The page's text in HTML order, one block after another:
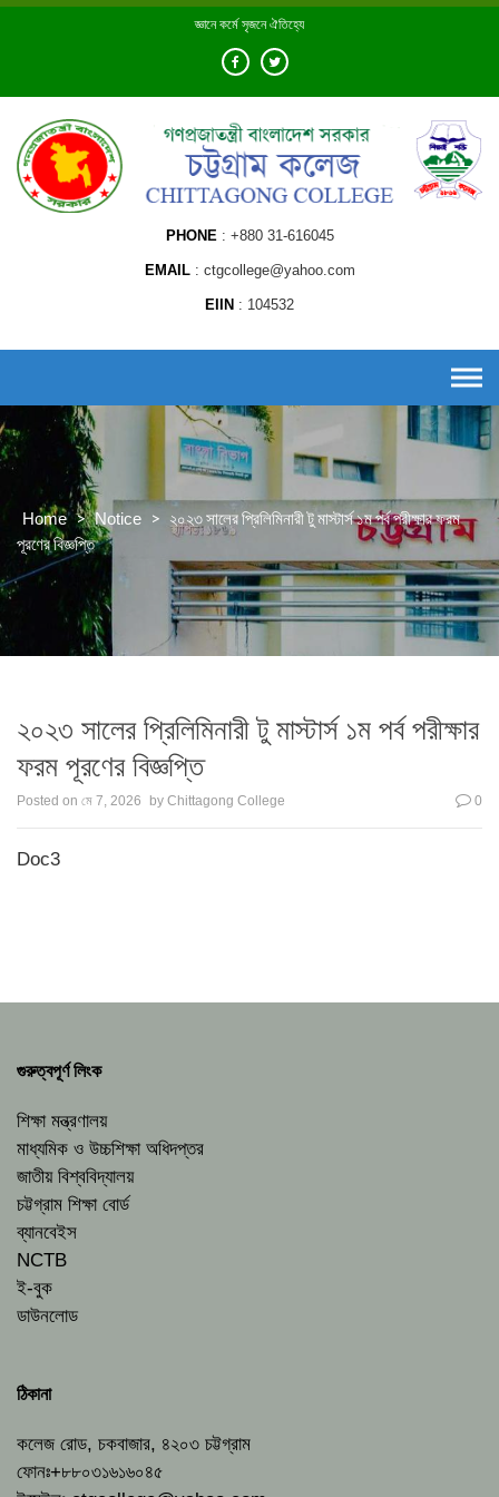
Skip
জ্ঞানে কর্মে সৃজনে ঐতিহ্যে
PHONE +880 31-616045
EMAIL ctgcollege@yahoo.com
EIIN 104532
Home > Notice > ২০২৩ সালের প্রিলিমিনারী টু মাস্টার্স ১ম পর্ব পরীক্ষার ফরম
পূরণের বিজ্ঞপ্তি
২০২৩ সালের প্রিলিমিনারী টু মাস্টার্স ১ম পর্ব পরীক্ষার
ফরম পূরণের বিজ্ঞপ্তি
Posted on মে 7, 2026 by Chittagong College 0
Doc3
গুরুত্বপূর্ণ লিংক
শিক্ষা মন্ত্রণালয়
মাধ্যমিক ও উচ্চশিক্ষা অধিদপ্তর
জাতীয় বিশ্ববিদ্যালয়
চট্টগ্রাম শিক্ষা বোর্ড
ব্যানবেইস
NCTB
ই-বুক
ডাউনলোড
ঠিকানা
কলেজ রোড, চকবাজার, ৪২০৩ চট্টগ্রাম
ফোনঃ+৮৮০৩১৬১৬০৪৫